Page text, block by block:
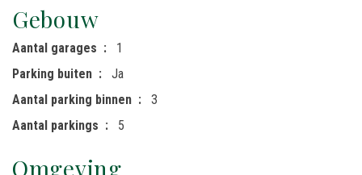
Gebouw
Aantal garages
1
Parking buiten
Ja
Aantal parking binnen
3
Aantal parkings
5
Omgeving